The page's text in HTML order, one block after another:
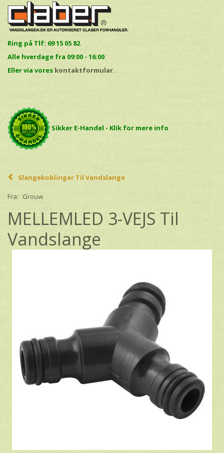
Ring på Tlf: 69 15 05 82
Alle hverdage fra 09:00 - 16:00
Eller via vores kontaktformular.
Sikker E-Handel - Klik for mere info
Slangekoblinger Til Vandslange
Fra: Grouw
MELLEMLED 3-VEJS Til
Vandslange